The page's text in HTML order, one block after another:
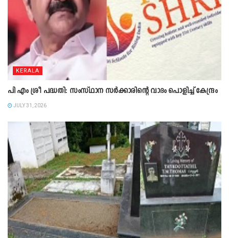
KERALA
പി എം ശ്രീ പദ്ധതി: സംസ്ഥാന സർക്കാരിന്റെ വാദം പൊളിച്ച് കേന്ദ്രം
JULY 31, 2026